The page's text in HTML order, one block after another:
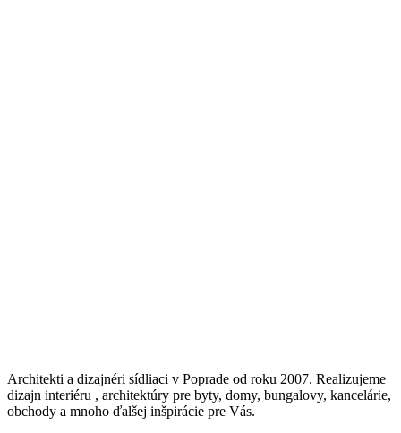
Architekti a dizajnéri sídliaci v Poprade od roku 2007. Realizujeme
dizajn interiéru , architektúry pre byty, domy, bungalovy, kancelárie,
obchody a mnoho ďalšej inšpirácie pre Vás.